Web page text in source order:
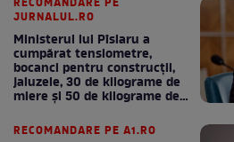
JURNALUL.RO
Ministerul lui Pîslaru a
cumpărat tensiometre,
bocanci pentru construcții,
jaluzele, 30 de kilograme de
miere și 50 de kilograme de
RECOMANDARE PE A1.RO